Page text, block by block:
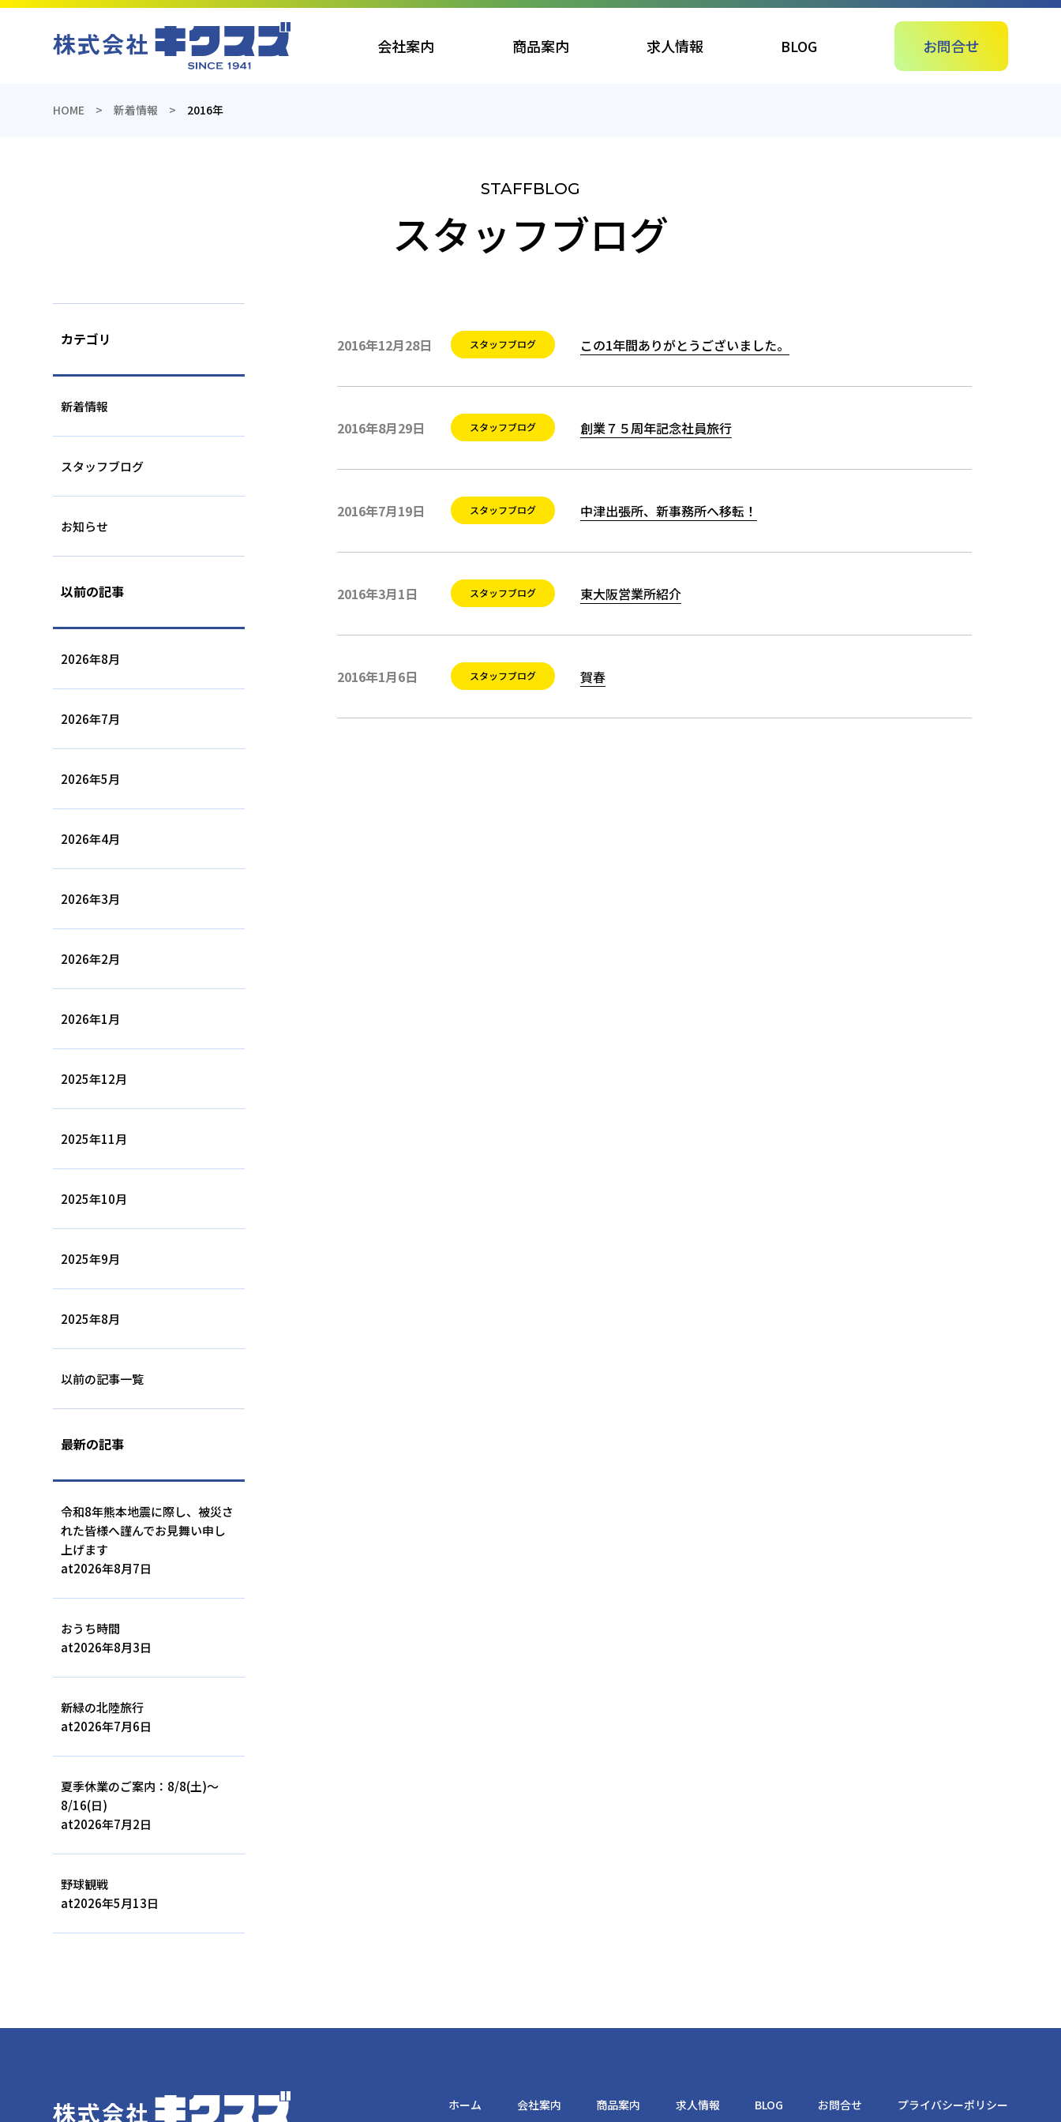
産業機器の総合商社のキクスズ 会社案内 商品案内 求人情報 BLOG お問合せ
HOME 新着情報 2016年
スタッフブログ
この1年間ありがとうございました。
投稿日:
2016年12月28日
カテゴリー: スタッフブログ
創業７５周年記念社員旅行
投稿日:
2016年8月29日
カテゴリー: スタッフブログ
中津出張所、新事務所へ移転！
投稿日:
2016年7月19日
カテゴリー: スタッフブログ
東大阪営業所紹介
投稿日:
2016年3月1日
カテゴリー: スタッフブログ
賀春
投稿日:
2016年1月6日
カテゴリー: スタッフブログ
カテゴリ
新着情報
スタッフブログ
お知らせ
以前の記事
2026年8月
2026年7月
2026年5月
2026年4月
2026年3月
2026年2月
2026年1月
2025年12月
2025年11月
2025年10月
2025年9月
2025年8月
以前の記事一覧
最新の記事
令和8年熊本地震に際し、被災さ
れた皆様へ謹んでお見舞い申し
上げます
at2026年8月7日
おうち時間
at2026年8月3日
新緑の北陸旅行
at2026年7月6日
夏季休業のご案内：8/8(土)～
8/16(日)
at2026年7月2日
野球観戦
at2026年5月13日
ホーム 会社案内 商品案内 求人情報 BLOG お問合せ プライバシーポリシー